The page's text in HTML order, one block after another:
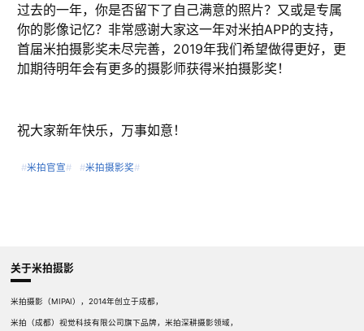
过去的一年，你是否留下了自己满意的照片？又或是专属
你的影像记忆？非常感谢大家这一年对米拍APP的支持，
首届米拍摄影奖未尽完善，2019年我们希望做得更好，更
加期待明年会有更多的摄影师获得米拍摄影奖！
祝大家新年快乐，万事如意！
#米拍官宣# #米拍摄影奖#
关于米拍摄影
米拍摄影（MIPAI），2014年创立于成都，
米拍（成都）视觉科技有限公司旗下品牌，米拍深耕摄影领域，